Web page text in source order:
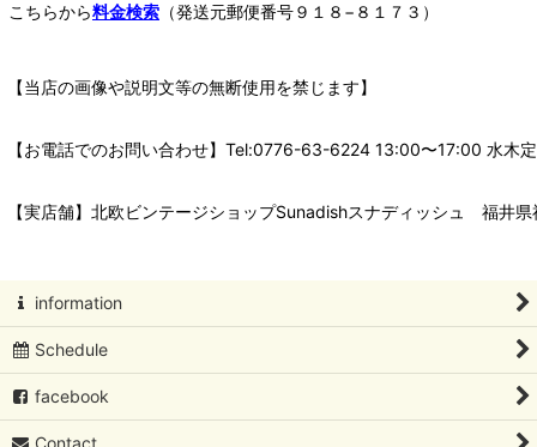
こちらから料金検索 （発送元郵便番号９１８−８１７３）
【当店の画像や説明文等の無断使用を禁じます】
【お電話でのお問い合わせ】Tel:0776-63-6224 13:00〜17:00 水木
【実店舗】北欧ビンテージショップSunadishスナディッシュ 福井
information
Schedule
facebook
Contact